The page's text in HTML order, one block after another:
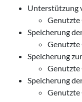
Unterstützung
Genutzte
Speicherung
Genutzte
Speicherung
Genutzte
Speicherung
Genutzte